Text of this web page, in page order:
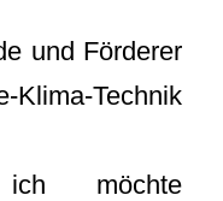
und Förderer
Technik
ich möchte